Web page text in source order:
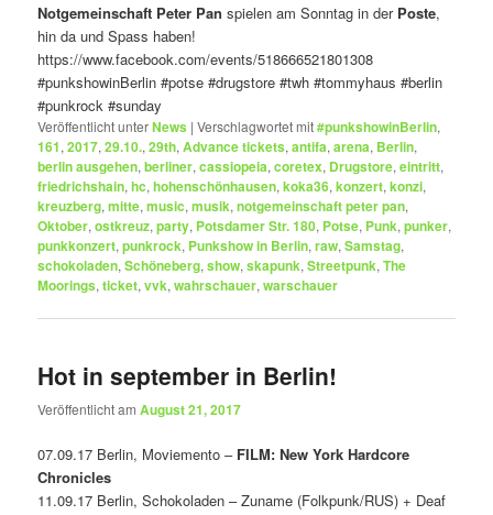
Notgemeinschaft Peter Pan spielen am Sonntag in der Poste,
hin da und Spass haben!
https://www.facebook.com/events/518666521801308
#punkshowinBerlin #potse #drugstore #twh #tommyhaus #berlin
#punkrock #sunday
Veröffentlicht unterNews |Verschlagwortet mit#punkshowinBerlin,
161,2017,29.10.,29th,Advance tickets,antifa,arena, Berlin,
berlin ausgehen,berliner,cassiopeia,coretex, Drugstore,eintritt,
friedrichshain,hc,hohenschönhausen,koka36,konzert,konzi,
kreuzberg,mitte,music,musik,notgemeinschaft peter pan,
Oktober,ostkreuz,party, Potsdamer Str. 180, Potse, Punk,punker,
punkkonzert,punkrock, Punkshow in Berlin,raw,Samstag,
schokoladen,Schöneberg,show,skapunk,Streetpunk,The
Moorings,ticket,vvk,wahrschauer,warschauer
Hot in september in Berlin!
Veröffentlicht amAugust 21, 2017
07.09.17 Berlin, Moviemento – FILM: New York Hardcore
Chronicles
11.09.17 Berlin, Schokoladen – Zuname (Folkpunk/RUS) + Deaf